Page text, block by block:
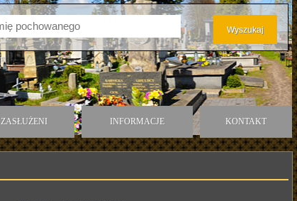
ZASŁUŻENI INFORMACJE KONTAKT